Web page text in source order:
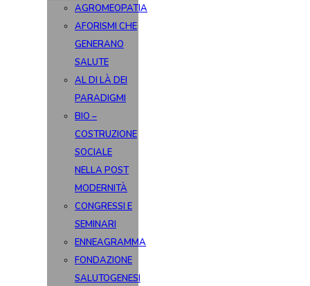
AGROMEOPATIA
AFORISMI CHE
GENERANO
SALUTE
AL DI LÀ DEI
PARADIGMI
BIO –
COSTRUZIONE
SOCIALE
NELLA POST
MODERNITÀ
CONGRESSI E
SEMINARI
ENNEAGRAMMA
FONDAZIONE
SALUTOGENESI